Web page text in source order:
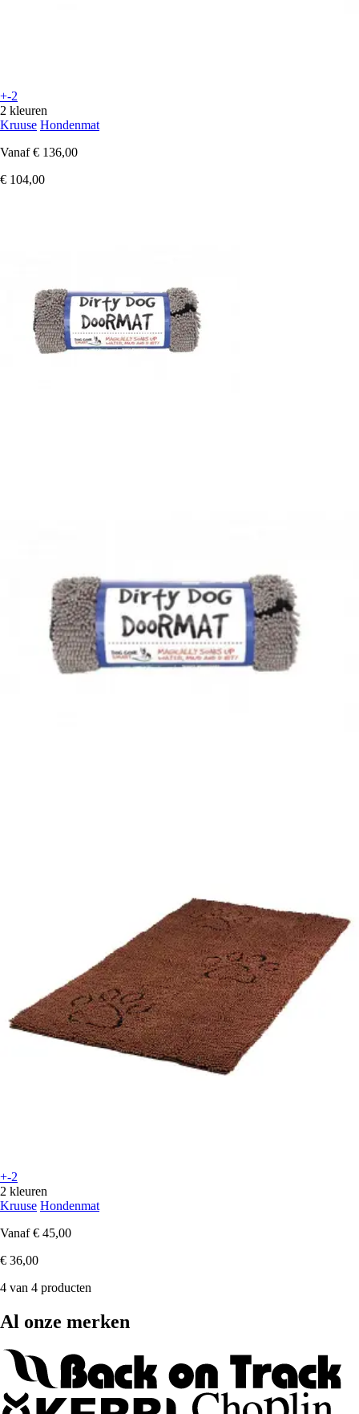
+-2
2 kleuren
Kruuse Hondenmat
Vanaf € 136,00
€ 104,00
+-2
2 kleuren
Kruuse Hondenmat
Vanaf € 45,00
€ 36,00
4 van 4 producten
Al onze merken